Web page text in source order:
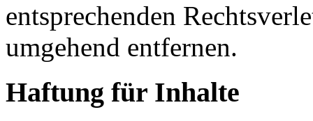
entsprechenden
umgehend entfernen.
Haftung für Inhalte